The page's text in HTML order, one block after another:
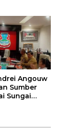
Angouw
Sumber
Sungai